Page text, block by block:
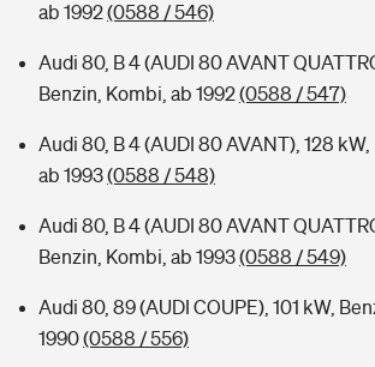
ab 1992(0588 / 546)
Audi 80, B 4 (AUDI 80 AVANT
Benzin, Kombi, ab 1992(0588 / 547)
Audi 80, B 4 (AUDI 80 AVANT), 128 kW,
ab 1993(0588 / 548)
Audi 80, B 4 (AUDI 80 AVANT
Benzin, Kombi, ab 1993(0588 / 549)
Audi 80, 89 (AUDI COUPE), 101 kW,
1990(0588 / 556)